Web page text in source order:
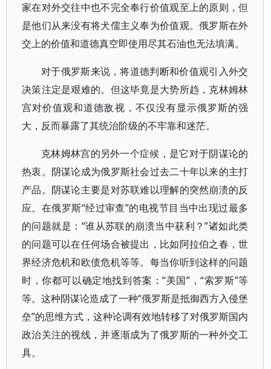
家在对外交往中也不完全奉行价值观至上的原则，但
是他们从来没有将犬儒主义奉为价值观。俄罗斯在外
交上的价值和道德真空即使用尽其石油也无法填满。
对于俄罗斯来说，将道德判断和价值观引入外交
决策注定是艰难的。但这毕竟是大势所趋，克林姆林
宫对价值观和道德敌视，不仅没有显示俄罗斯的强
大，反而暴露了其统治阶级的不牢靠和迷茫。
克林姆林宫的另外一个症候，是它对于阴谋论的
热衷。阴谋论成为俄罗斯社会过去二十年以来的主打
产品。阴谋论主要是对苏联难以理解的突然崩溃的反
应。在俄罗斯“经过审查”的电视节目当中出现过最多
的问题就是：“谁从苏联的崩溃当中获利？”诸如此类
的问题可以在任何场合被提出，比如阿拉伯之春，世
界经济危机和欧债危机等等。每当你听到这样的问题
时，你都可以确定地找到答案：“美国”，“索罗斯”等
等。这种阴谋论造成了一种“俄罗斯是抵御西方入侵堡
垒”的思维方式，这种论调有效地转移了对俄罗斯国内
政治关注的视线，并逐渐成为了俄罗斯的一种外交工
具。